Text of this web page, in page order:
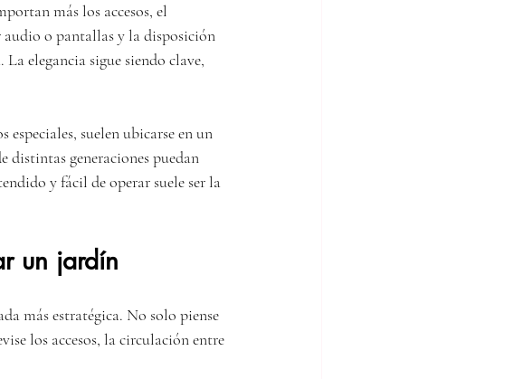
más los accesos, el
o pantallas y la disposición
elegancia sigue siendo clave,
suelen ubicarse en un
distintas generaciones puedan
y fácil de operar suele ser la
un jardín
más estratégica. No solo piense
los accesos, la circulación entre